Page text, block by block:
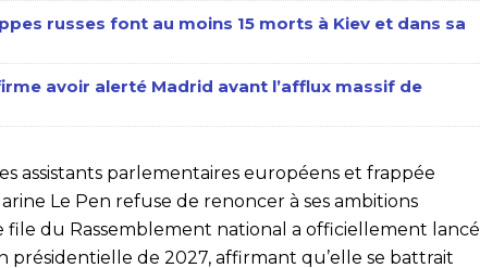
russes font au moins 15 morts à Kiev et dans sa
avoir alerté Madrid avant l’afflux massif de
assistants parlementaires européens et frappée
Le Pen refuse de renoncer à ses ambitions
file du Rassemblement national a officiellement lancé
présidentielle de 2027, affirmant qu’elle se battrait